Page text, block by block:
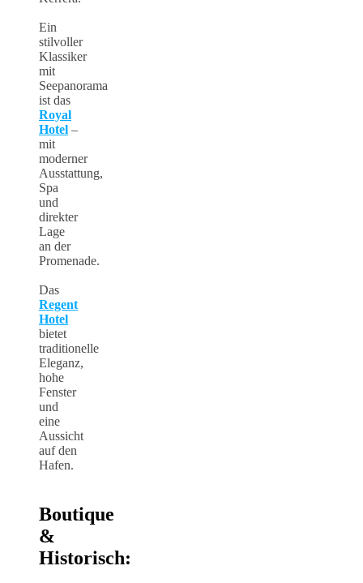
Ein
stilvoller
Klassiker
mit
Seepanorama
ist das
Royal
Hotel –
mit
moderner
Ausstattung,
Spa
und
direkter
Lage
an der
Promenade.
Das
Regent
Hotel
bietet
traditionelle
Eleganz,
hohe
Fenster
und
eine
Aussicht
auf den
Hafen.
Boutique
&
Historisch: